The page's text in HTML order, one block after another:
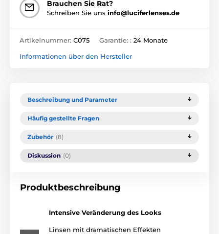
Brauchen Sie Rat?
Schreiben Sie uns info@luciferlenses.de
Artikelnummer: C075 Garantie: : 24 Monate
Informationen über den Hersteller
Beschreibung und Parameter
Häufig gestellte Fragen
Zubehör (8)
Diskussion (0)
Produktbeschreibung
Intensive Veränderung des Looks
Linsen mit dramatischen Effekten